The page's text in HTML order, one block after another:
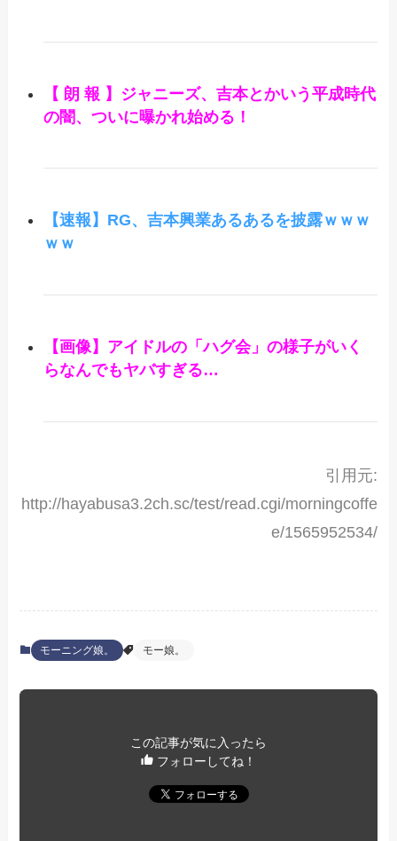
【 朗 報 】ジャニーズ、吉本とかいう平成時代
の闇、ついに曝かれ始める！
【速報】RG、吉本興業あるあるを披露ｗｗｗ
ｗｗ
【画像】アイドルの「ハグ会」の様子がいく
らなんでもヤバすぎる…
引用元:
http://hayabusa3.2ch.sc/test/read.cgi/morningcoffe
e/1565952534/
モーニング娘。 モー娘。
この記事が気に入ったら
フォローしてね！